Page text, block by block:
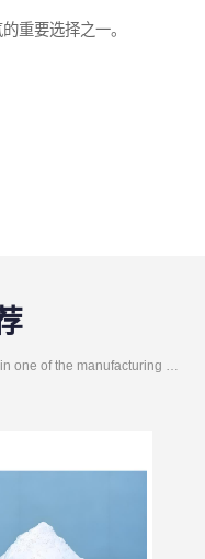
重要选择之一。
Development, design, production and sales in one of the manufacturing enterprises